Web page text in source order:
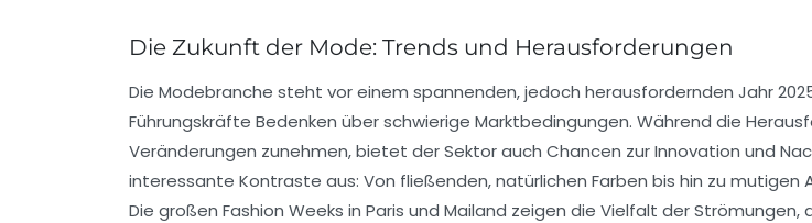
Die Zukunft der Mode: Trends und Herausforderungen
Die Modebranche steht vor einem spannenden, jedoch herausfordernden Jahr
Führungskräfte Bedenken über schwierige Marktbedingungen. Während die
Veränderungen zunehmen, bietet der Sektor auch Chancen zurInnovation und
interessante Kontraste aus: Von fließenden, natürlichen Farben bis hin zu mutigen
Die großen Fashion Weeks in Paris und Mailand zeigen die Vielfalt der